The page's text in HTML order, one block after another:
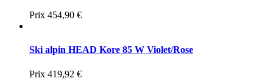
Prix 454,90 €
Ski alpin HEAD Kore 85 W Violet/Rose
Prix 419,92 €